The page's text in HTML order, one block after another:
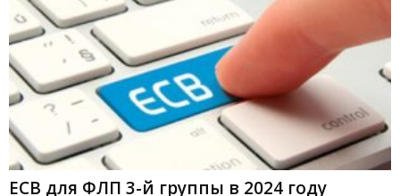
ЕСВ для ФЛП 3-й группы в 2024 году